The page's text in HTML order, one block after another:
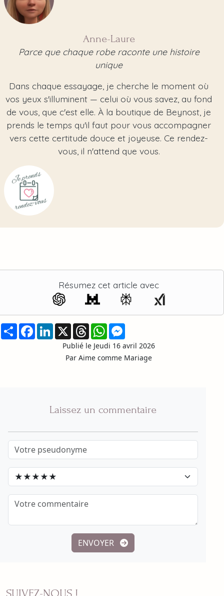
Anne-Laure
Parce que chaque robe raconte une histoire
unique
Dans chaque essayage, je cherche le moment où
vos yeux s'illuminent — celui où vous savez, au fond
de vous, que c'est elle. À la boutique de Beynost, je
prends le temps qu'il faut pour vous accompagner
vers cette certitude douce et joyeuse. Ce rendez-
vous, il n'attend que vous.
Résumez cet article avec
PartagerFacebook
LinkedIn
X ThreadsWhatsApp
Publié le Jeudi 16 avril 2026
Par Aime comme Mariage
Laissez un commentaire
ENVOYER